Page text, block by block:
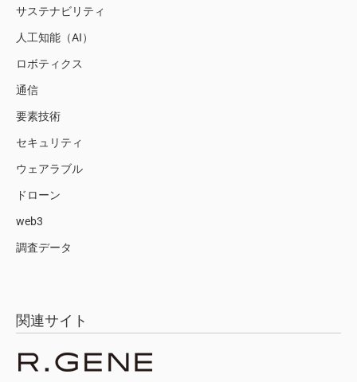
サステナビリティ
人工知能（AI）
ロボティクス
通信
要素技術
セキュリティ
ウェアラブル
ドローン
web3
調査データ
関連サイト